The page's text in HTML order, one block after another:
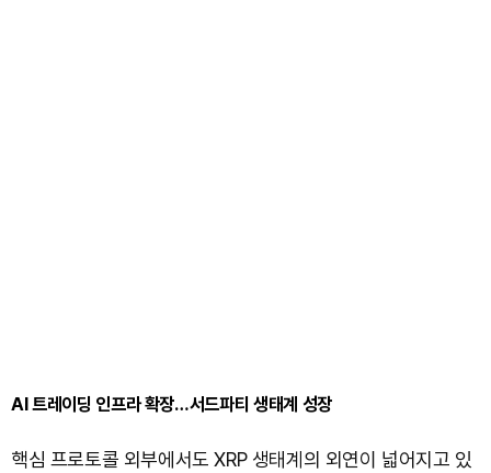
AI 트레이딩 인프라 확장…서드파티 생태계 성장
핵심 프로토콜 외부에서도 XRP 생태계의 외연이 넓어지고 있